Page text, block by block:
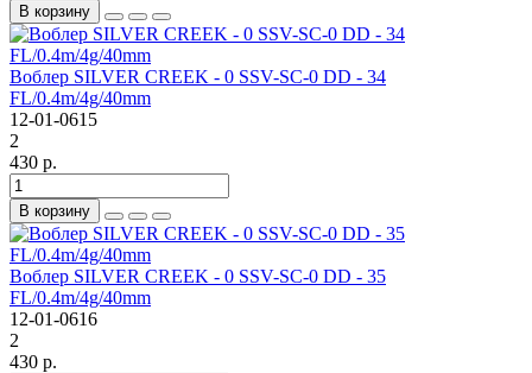
В корзину
Воблер SILVER CREEK - 0 SSV-SC-0 DD - 34
FL/0.4m/4g/40mm
12-01-0615
2
430 р.
В корзину
Воблер SILVER CREEK - 0 SSV-SC-0 DD - 35
FL/0.4m/4g/40mm
12-01-0616
2
430 р.